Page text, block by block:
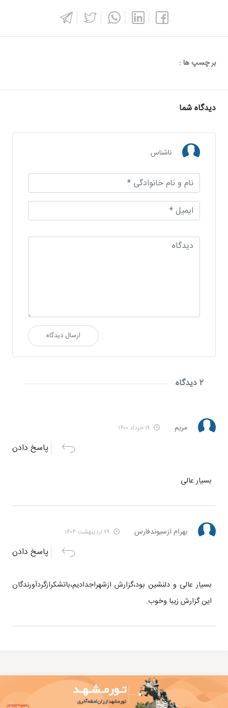
بر چسپ ها :
دیدگاه شما
ناشناس
ارسال دیدگاه
۲ دیدگاه
مریم ۱۹ خرداد ۱۴۰۰
پاسخ دادن
بسیار عالی
بهرام ازسیوندفارس ۲۹ اردیبهشت ۱۴۰۴
پاسخ دادن
بسیار عالی و دلنشین بود،گزارش ازشهراجدادیم،باتشکرازگردآورندگان
این گزارش زیبا وخوب.